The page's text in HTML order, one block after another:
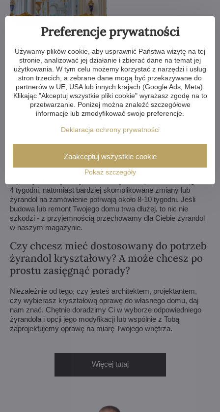
Wybrałeś żyrandol z naszej ofery, ale potrzebujesz coś w nim
zmienić? Możemy zmniejszyć lub powiększyć żyrandol,
zmienić ramiona, zmienić ilość żarówek, skrócić lub wydłużyć
łańcuch - możliwości są niemal nieograniczone. Dla naszych
klientów z najwyższą starannością wykonujemy wszelkiego
rodzaju modyfikacje. Jeśli to dla Ciebie za mało, możemy
wykonać żyrandol kryształowy całkowicie według Twojego
projektu.
Jeśli nie udało Ci się wybrać żyrandola z naszej oferty,
Wystarczy rysunek lub nawet obrazek/zdjęcie, jak
wyobrażasz sobie swój wymarzony żyrandol. Ocenimy
możliwości produkcyjne i w ciągu tygodnia prześlemy do
Ciebie projekty wraz z wizualizacjami.
4 tygodni, natomiast bardziej skomplikowane zmiany lub
żyrandol na zamówienie potrwają około 8-10 tygodni. Jeśli
budowa lub remont Twojego domu trwa dłużej, to nic nie
szkodzi - z przyjemnością przechowamy dla Ciebie żyrandol
w naszym magazynie.
Czy chcesz mieć dostosowany do potrzeb
żyrandol kryształowy? A może chcesz po
prostu zasięgnąć porady?
Niezależnie od tego, czy jesteś architektem, projektantem,
czy wybierasz kryształową oprawę do własnego domu, daj
nam znać. Chętnie doradzimy Ci w wyborze odpowiedniego
żyrandola i opcji jego modyfikacji lub wspólnie z Tobą
zaprojektujemy oprawę na miarę Twojego wnętrza.
Więcej tutaj
Preferencje prywatności
Używamy plików cookie, aby usprawnić Państwa wizytę na tej
stronie, analizować jej działanie i zbierać dane na temat jej
użytkowania. W tym celu możemy korzystać z narzędzi i usług
stron trzecich, a zebrane dane mogą być przekazywane do
partnerów w UE, USA lub innych krajach (Google Ads, Meta).
Klikając "Akceptuj wszystkie pliki cookie" wyrażasz zgodę na to
przetwarzanie. Poniżej można znaleźć szczegółowe
informacje lub zmodyfikować swoje preferencje.
Deklaracja ochrony prywatności
Pokaż szczegóły
Zaakceptuj wszystkie cookie